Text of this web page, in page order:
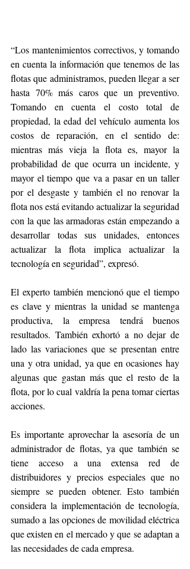
“Los mantenimientos correctivos, y tomando
en cuenta la información que tenemos de las
flotas que administramos, pueden llegar a ser
hasta 70% más caros que un preventivo.
Tomando en cuenta el costo total de
propiedad, la edad del vehículo aumenta los
costos de reparación, en el sentido de:
mientras más vieja la flota es, mayor la
probabilidad de que ocurra un incidente, y
mayor el tiempo que va a pasar en un taller
por el desgaste y también el no renovar la
flota nos está evitando actualizar la seguridad
con la que las armadoras están empezando a
desarrollar todas sus unidades, entonces
actualizar la flota implica actualizar la
tecnología en seguridad”, expresó.
El experto también mencionó que el tiempo
es clave y mientras la unidad se mantenga
productiva, la empresa tendrá buenos
resultados. También exhortó a no dejar de
lado las variaciones que se presentan entre
una y otra unidad, ya que en ocasiones hay
algunas que gastan más que el resto de la
flota, por lo cual valdría la pena tomar ciertas
acciones.
Es importante aprovechar la asesoría de un
administrador de flotas, ya que también se
tiene acceso a una extensa red de
distribuidores y precios especiales que no
siempre se pueden obtener. Esto también
considera la implementación de tecnología,
sumado a las opciones de movilidad eléctrica
que existen en el mercado y que se adaptan a
las necesidades de cada empresa.